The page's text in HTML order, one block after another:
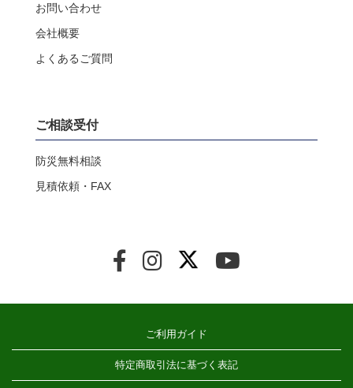
お問い合わせ
会社概要
よくあるご質問
ご相談受付
防災無料相談
見積依頼・FAX
ご利用ガイド
特定商取引法に基づく表記